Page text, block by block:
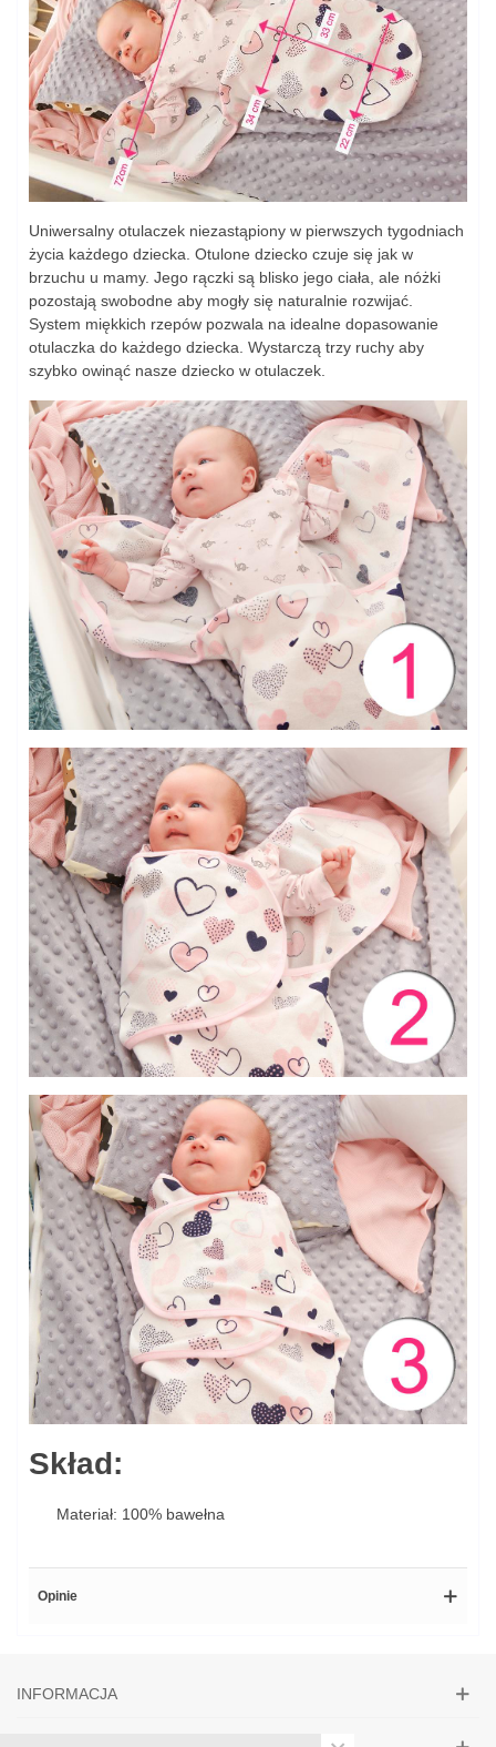
Uniwersalny otulaczek niezastąpiony w pierwszych tygodniach
życia każdego dziecka. Otulone dziecko czuje się jak w
brzuchu u mamy. Jego rączki są blisko jego ciała, ale nóżki
pozostają swobodne aby mogły się naturalnie rozwijać.
System miękkich rzepów pozwala na idealne dopasowanie
otulaczka do każdego dziecka. Wystarczą trzy ruchy aby
szybko owinąć nasze dziecko w otulaczek.
Skład:
Materiał: 100% bawełna
Opinie
INFORMACJA